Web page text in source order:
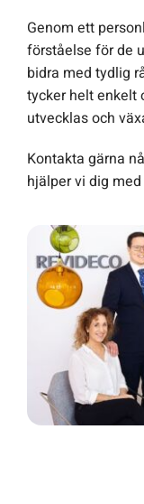
Genom ett
förståelse för de
bidra med tydlig
tycker helt enkelt
utvecklas och
Kontakta gärna
hjälper vi dig